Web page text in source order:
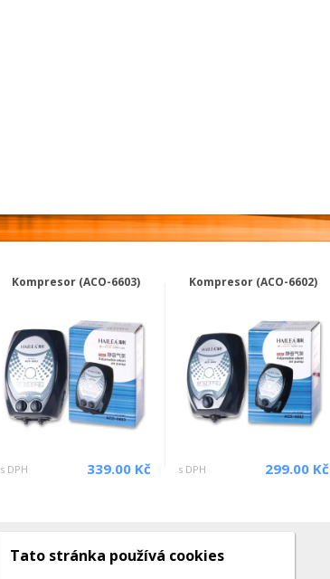
Kompresor (ACO-6603)
s DPH 339.00 Kč
Kompresor (ACO-6602)
s DPH 299.00 Kč
Kontakty
Tato stránka používá cookies